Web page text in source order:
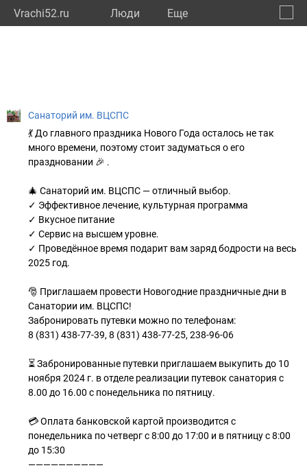
Vrachi52.ru Люди Eще
Санаторий им. ВЦСПС
💃 До главного праздника Нового Года осталось не так
много времени, поэтому стоит задуматься о его
праздновании 🎉 .
🎄 Санаторий им. ВЦСПС — отличный выбор.
✓ Эффективное лечение, культурная программа
✓ Вкусное питание
✓ Сервис на высшем уровне.
✓ Проведённое время подарит вам заряд бодрости на весь
2025 год.
🎅 Приглашаем провести Новогодние праздничные дни в
Санатории им. ВЦСПС!
Забронировать путевки можно по телефонам:
8 (831) 438-77-39, 8 (831) 438-77-25, 238-96-06
⏳ Забронированные путевки приглашаем выкупить до 10
ноября 2024 г. в отделе реализации путевок санатория с
8.00 до 16.00 с понедельника по пятницу.
💳 Оплата банковской картой производится с
понедельника по четверг с 8:00 до 17:00 и в пятницу с 8:00
до 15:30
——————————